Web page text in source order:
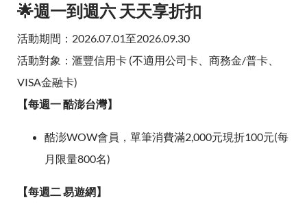
🌟週一到週六 天天享折扣
活動期間：2026.07.01至2026.09.30
活動對象：滙豐信用卡 (不適用公司卡、商務金/普卡、
VISA金融卡)
【每週一 酷澎台灣】
酷澎WOW會員，單筆消費滿2,000元現折100元(每
月限量800名)
【每週二 易遊網】